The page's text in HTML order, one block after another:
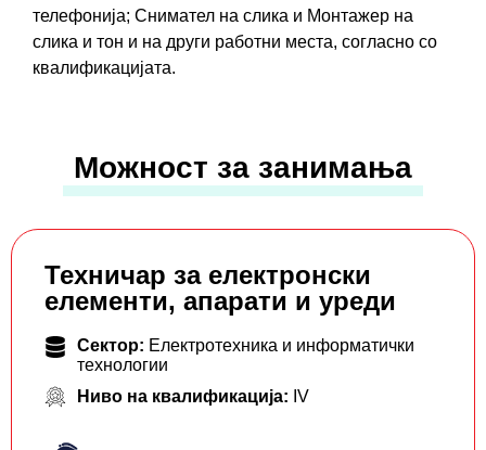
телефонија; Снимател на слика и Монтажер на
слика и тон и на други работни места, согласно со
квалификацијата.
Можност за занимања
Техничар за електронски
елементи, апарати и уреди
Сектор: Електротехника и информатички
технологии
Ниво на квалификација: IV